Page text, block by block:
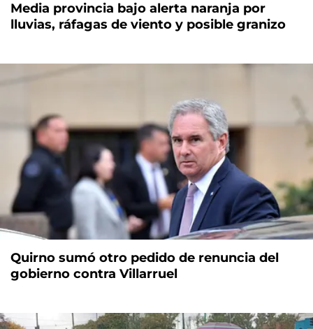
Media provincia bajo alerta naranja por
lluvias, ráfagas de viento y posible granizo
Quirno sumó otro pedido de renuncia del
gobierno contra Villarruel